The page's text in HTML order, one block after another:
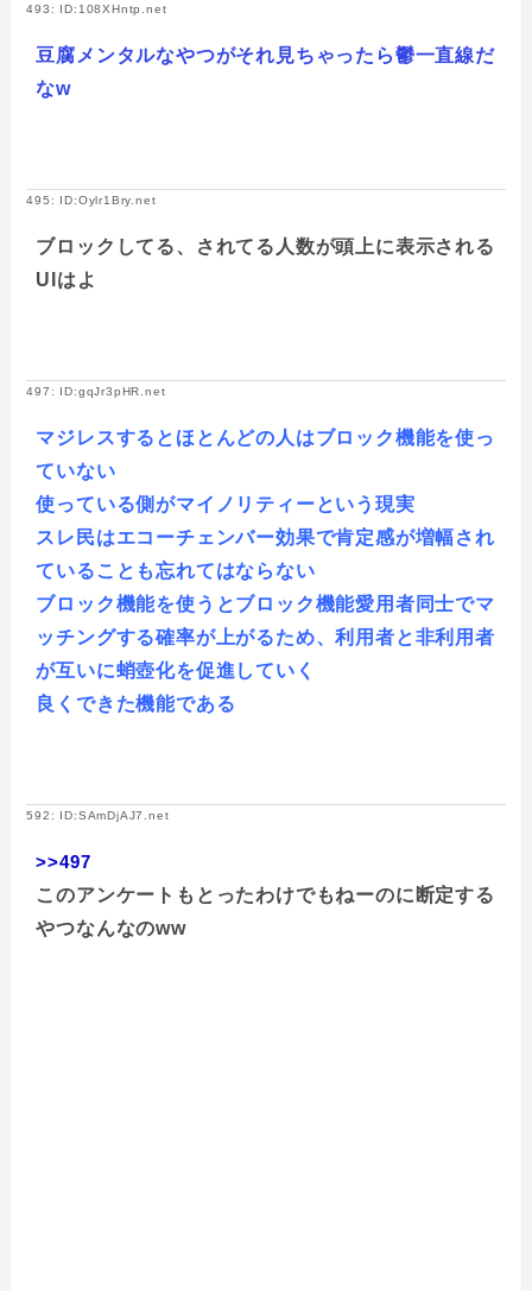
493: ID:108XHntp.net
豆腐メンタルなやつがそれ見ちゃったら鬱一直線だ
なw
495: ID:Oylr1Bry.net
ブロックしてる、されてる人数が頭上に表示される
UIはよ
497: ID:gqJr3pHR.net
マジレスするとほとんどの人はブロック機能を使っ
ていない
使っている側がマイノリティーという現実
スレ民はエコーチェンバー効果で肯定感が増幅され
ていることも忘れてはならない
ブロック機能を使うとブロック機能愛用者同士でマ
ッチングする確率が上がるため、利用者と非利用者
が互いに蛸壺化を促進していく
良くできた機能である
592: ID:SAmDjAJ7.net
>>497
このアンケートもとったわけでもねーのに断定する
やつなんなのww